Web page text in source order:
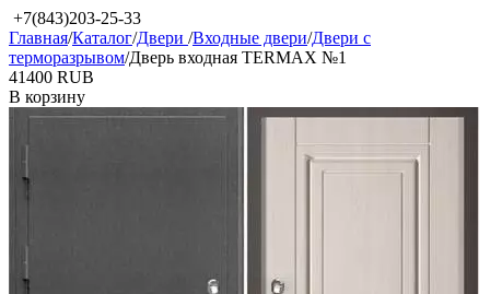
+7(843)203-25-33
Главная/Каталог/Двери /Входные двери/Двери с
терморазрывом/Дверь входная TERMAX №1
‍41400‍ RUB
В корзину